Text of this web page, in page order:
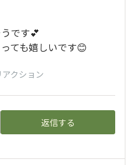
です💕
ても嬉しいです😊
アクション
返信する